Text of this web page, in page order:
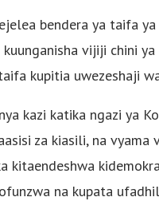
bendera ya taifa
vijiji chini
kupitia uwezeshaji
kazi katika ngazi ya
za kiasili, na vyama
kitaendeshwa
na kupata